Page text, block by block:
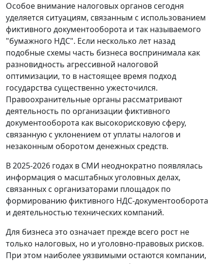
Особое внимание налоговых органов сегодня
уделяется ситуациям, связанным с использованием
фиктивного документооборота и так называемого
"бумажного НДС". Если несколько лет назад
подобные схемы часть бизнеса воспринимала как
разновидность агрессивной налоговой
оптимизации, то в настоящее время подход
государства существенно ужесточился.
Правоохранительные органы рассматривают
деятельность по организации фиктивного
документооборота как высокорисковую сферу,
связанную с уклонением от уплаты налогов и
незаконным оборотом денежных средств.
В 2025-2026 годах в СМИ неоднократно появлялась
информация о масштабных уголовных делах,
связанных с организаторами площадок по
формированию фиктивного НДС-документооборота
и деятельностью технических компаний.
Для бизнеса это означает прежде всего рост не
только налоговых, но и уголовно-правовых рисков.
При этом наиболее уязвимыми остаются компании,